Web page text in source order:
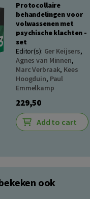
Protocollaire
behandelingen voor
volwassenen met
psychische klachten -
set
Editor(s): Ger Keijsers,
Agnes van Minnen,
Marc Verbraak, Kees
Hoogduin, Paul
Emmelkamp
229,50
Add to cart
ook